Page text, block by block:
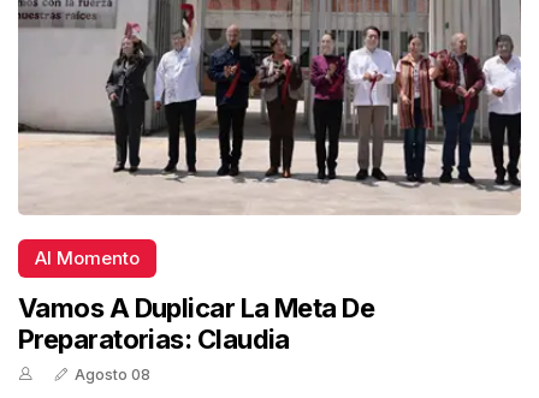
Al Momento
Vamos A Duplicar La Meta De
Preparatorias: Claudia
Agosto 08